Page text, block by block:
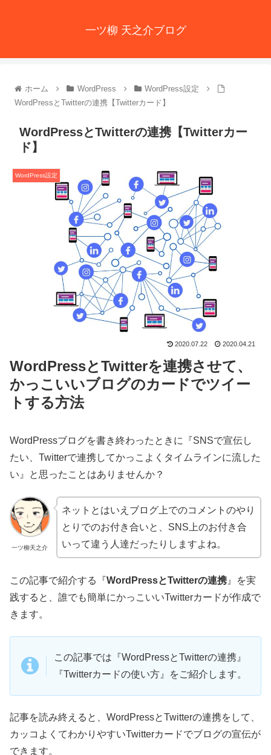
一ツ柳 天之介ブログ
ホーム WordPress
WordPress設定
WordPressとTwitterの連携【Twitterカード】
WordPressとTwitterの連携【Twitterカー
ド】
WordPress設定
2020.07.22 2020.04.21
WordPressとTwitterを連携させて、
かっこいいブログのカードでツイー
トする方法
WordPressブログを書き終わったときに『SNSで宣伝し
たい、Twitterで連携してかっこよくタイムラインに流した
い』と思ったことはありませんか？
一ツ柳天之介
ネットとはいえブログ上でのコメントのやり
とりでのお付き合いと、SNS上のお付き合
いって違う人達だったりしますよね。
この記事で紹介する『WordPressとTwitterの連携 』を実
践すると、誰でも簡単にかっこいいTwitterカードが作成で
きます。
この記事では『WordPressとTwitterの連携』
『Twitterカードの使い方』をご紹介します。
記事を読み終えると、WordPressとTwitterの連携をして、
カッコよくてわかりやすいTwitterカードでブログの宣伝が
できます。